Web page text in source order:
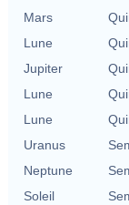
Mars
Lune
Jupiter
Lune
Lune
Uranus
Neptune
Soleil